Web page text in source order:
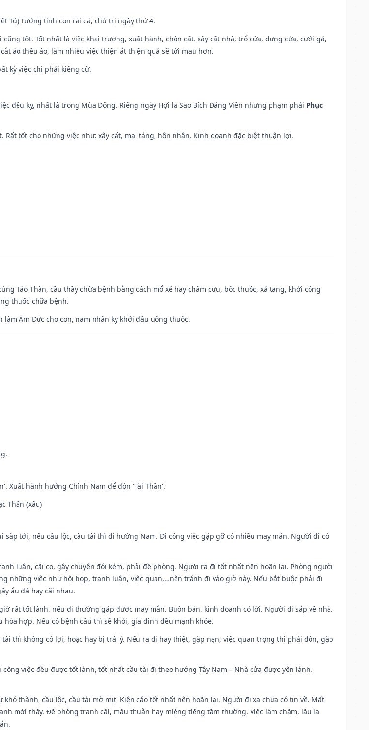
Tú) Tướng tinh con rái cá, chủ trị ngày thứ 4.
cũng tốt. Tốt nhất là việc khai trương, xuất hành, chôn cất, xây cất nhà, trổ cửa, dựng cửa, cưới gả,
áo thêu áo, làm nhiều việc thiện ắt thiện quả sẽ tới mau hơn.
kỳ việc chi phải kiêng cữ.
đều kỵ, nhất là trong Mùa Đông. Riêng ngày Hợi là Sao Bích Đăng Viên nhưng phạm phải Phục
Rất tốt cho những việc như: xây cất, mai táng, hôn nhân. Kinh doanh đặc biệt thuận lợi.
Táo Thần, cầu thầy chữa bệnh bằng cách mổ xẻ hay châm cứu, bốc thuốc, xả tang, khởi công
thuốc chữa bệnh.
làm Âm Đức cho con, nam nhân kỵ khởi đầu uống thuốc.
Xuất hành hướng Chính Nam để đón 'Tài Thần'.
Thần (xấu)
sắp tới, nếu cầu lộc, cầu tài thì đi hướng Nam. Đi công việc gặp gỡ có nhiều may mắn. Người đi có
luận, cãi cọ, gây chuyện đói kém, phải đề phòng. Người ra đi tốt nhất nên hoãn lại. Phòng người
những việc như hội họp, tranh luận, việc quan,…nên tránh đi vào giờ này. Nếu bắt buộc phải đi
ẩu đả hay cãi nhau.
rất tốt lành, nếu đi thường gặp được may mắn. Buôn bán, kinh doanh có lời. Người đi sắp về nhà.
hợp. Nếu có bệnh cầu thì sẽ khỏi, gia đình đều mạnh khỏe.
tài thì không có lợi, hoặc hay bị trái ý. Nếu ra đi hay thiệt, gặp nạn, việc quan trọng thì phải đòn, gặp
công việc đều được tốt lành, tốt nhất cầu tài đi theo hướng Tây Nam – Nhà cửa được yên lành.
khó thành, cầu lộc, cầu tài mờ mịt. Kiện cáo tốt nhất nên hoãn lại. Người đi xa chưa có tin về. Mất
mới thấy. Đề phòng tranh cãi, mâu thuẫn hay miệng tiếng tầm thường. Việc làm chậm, lâu la